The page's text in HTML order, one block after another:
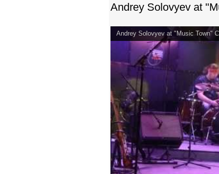
Andrey Solovyev at
Andrey Solovyev at "Music Town"